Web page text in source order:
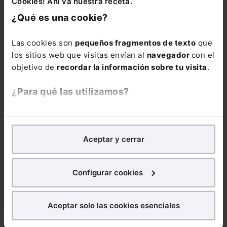
¿Qué es una cookie?
Las cookies son pequeños fragmentos de texto que
los sitios web que visitas envían al navegador con el
objetivo de recordar la información sobre tu visita.
¿Para qué las utilizamos?
analíticospara tratar demejorar tu experienciaen
nuestra página web. También con fines publicitarios,
para poder mostrarte publicidad y contenidos de tu
¿Qué puedes hacer?
Aceptar y cerrar
Configurar cookies
Aceptar solo las cookies esenciales
ESG
ESG: noticias, guías, informes sectoriales,
ebooks, webinars y mucho más
Nombre:
Consulta la información básica sobre Protección de Datos
Suscribirse